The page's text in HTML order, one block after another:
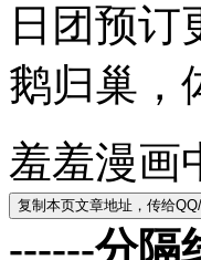
日团预
鹅归巢，
羞羞漫画
------分隔